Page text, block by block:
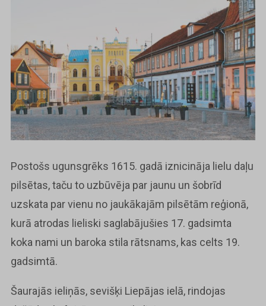
Postošs ugunsgrēks 1615. gadā iznicināja lielu daļu
pilsētas, taču to uzbūvēja par jaunu un šobrīd
uzskata par vienu no jaukākajām pilsētām reģionā,
kurā atrodas lieliski saglabājušies 17. gadsimta
koka nami un baroka stila rātsnams, kas celts 19.
gadsimtā.
Šaurajās ieliņās, sevišķi Liepājas ielā, rindojas